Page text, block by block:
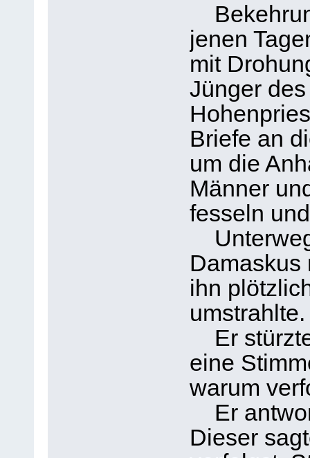
jenen
mit
Jünger
Briefe an
um die
Männer
fesseln
Damaskus
ihn
umstrahlte.
Er
eine
warum
Er
Dieser